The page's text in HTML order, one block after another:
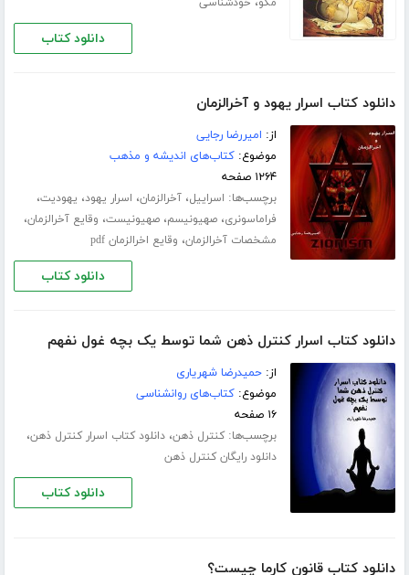
مگو
خودشناسی
دانلود کتاب
دانلود کتاب اسرار یهود و آخرالزمان
از: امیررضا رجایی
موضوع:کتاب‌های اندیشه و مذهب
۱۲۶۴ صفحه
برچسب‌ها: اسراییل،آخرالزمان، اسرار یهود، یهودیت،
فراماسونری،صهیونیسم،صهیونیست، وقایع آخرالزمان،
مشخصات آخرالزمان، وقایع اخرالزمان pdf
دانلود کتاب
دانلود کتاب اسرار کنترل ذهن شما توسط یک بچه غول نفهم
از:حمیدرضا شهریاری
موضوع:کتاب‌های روانشناسی
۱۶ صفحه
برچسب‌ها:کنترل ذهن،دانلود کتاب اسرار کنترل ذهن،
دانلود رایگان کنترل ذهن
دانلود کتاب
دانلود کتاب قانون کارما چیست؟